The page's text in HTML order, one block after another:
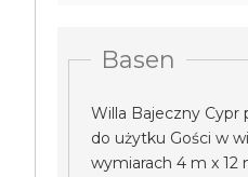
Basen
Willa Bajeczny Cypr
do użytku Gości w
wymiarach 4 m x 12